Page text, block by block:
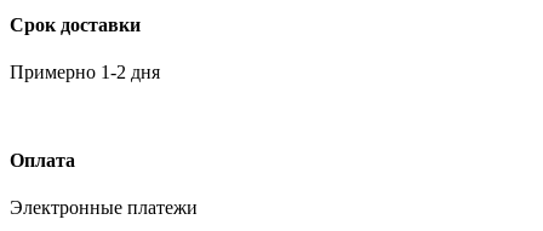
Срок доставки
Примерно 1-2 дня
Оплата
Электронные платежи